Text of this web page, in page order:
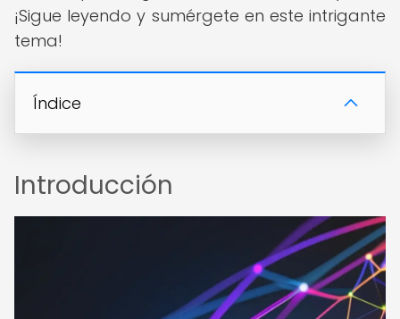
¡Sigue leyendo y sumérgete en este intrigante
tema!
Índice
Introducción